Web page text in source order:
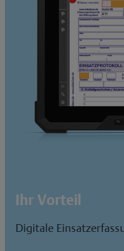
Ihr Vorteil
Digitale